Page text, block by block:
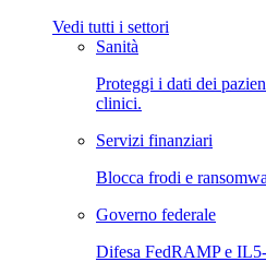
Vedi tutti i settori
Sanità
Proteggi i dati dei
clinici.
Servizi finanziari
Blocca frodi e
Governo federale
Difesa FedRAMP e